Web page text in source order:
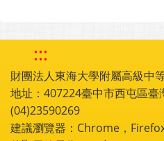
:::
財團法人東海大學附屬高級中
地址：407224臺中市西屯區臺
(04)23590269
建議瀏覽器：Chrome，